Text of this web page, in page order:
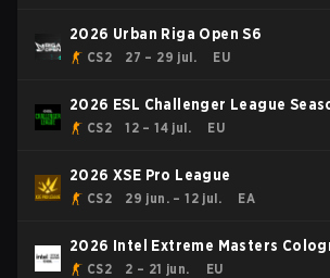
2026 Urban Riga Open S6
CS2 27 – 29 jul. EU
2026 ESL Challenger League
- Cup #1
CS2 12 – 14 jul. EU
2026 XSE Pro League
CS2 29 jun. – 12 jul. EA
2026 Intel Extreme Masters
CS2 2 – 21 jun. EU